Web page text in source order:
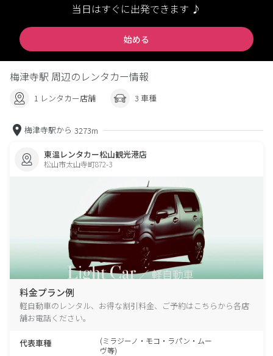
当日はすぐに出発できます ♪
始める
梅津寺駅 周辺のレンタカー情報
1 レンタカー店舗 3 車種
梅津寺駅から 3273m
東温レンタカー松山観光港店
松山市太山寺町872-3
料金プラン例
軽自動車のレンタル、お得な割引料金、ご予約はこちらから各店
舗お電話ください。
代表車種
(ミラジーノ・モコ・ラパン・ムー
ヴ等)